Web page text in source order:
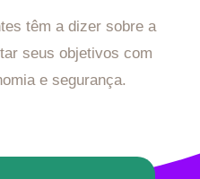
têm a dizer sobre a
seus objetivos com
e segurança.